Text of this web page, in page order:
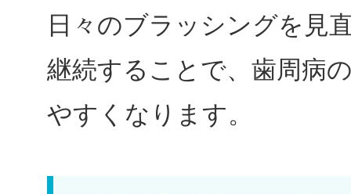
日々のブラッシングを見
継続することで、歯周病
やすくなります。